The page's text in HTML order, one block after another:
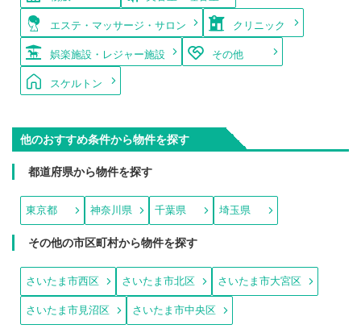
エステ・マッサージ・サロン クリニック
娯楽施設・レジャー施設 その他
スケルトン
他のおすすめ条件から物件を探す
都道府県から物件を探す
東京都 神奈川県 千葉県 埼玉県
その他の市区町村から物件を探す
さいたま市西区 さいたま市北区 さいたま市大宮区
さいたま市見沼区 さいたま市中央区